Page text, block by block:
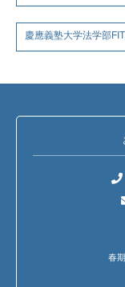
慶應義塾大学法学部
春